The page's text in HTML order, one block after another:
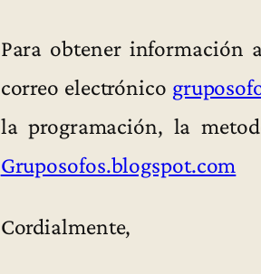
Para obtener información
correo electrónico
la programación, la
Gruposofos.blogspot.com
Cordialmente,